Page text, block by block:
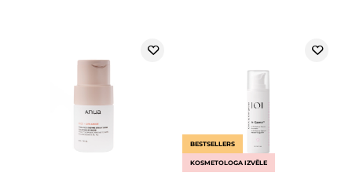
BESTSELLERS
KOSMETOLOGA IZVĒLE